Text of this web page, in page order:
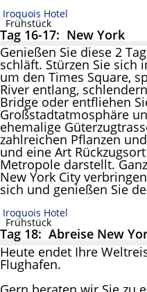
Iroquois Hotel
Frühstück
Tag 16-17: New York
Genießen Sie diese 2
schläft. Stürzen Sie sich
um den Times Square,
River entlang,
Bridge oder entfliehen
Großstadtatmosphäre
ehemalige
zahlreichen Pflanzen
und eine Art
Metropole darstellt.
New York City
sich und genießen Sie
Iroquois Hotel
Frühstück
Tag 18: Abreise New
Heute endet Ihre
Flughafen.